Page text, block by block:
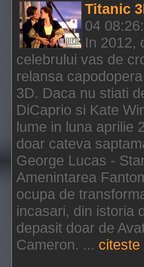
Titanic
04
In 2012,
celebrului vas de
relansa
3D. Daca nu stiati
DiCaprio si Kate
lume in luna aprilie
doar cateva
George Lucas -
Amenintarea
ocupa de
incasari, din istoria
depasit doar de
Cameron. ... citeste